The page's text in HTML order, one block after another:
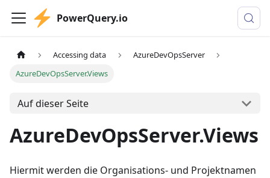
PowerQuery.io
Accessing data
AzureDevOpsServer
AzureDevOpsServer.Views
Auf dieser Seite
AzureDevOpsServer.Views
Hiermit werden die Organisations- und Projektnamen